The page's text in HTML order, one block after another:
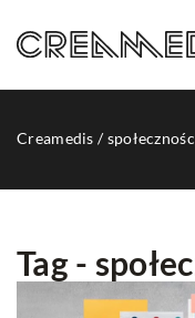
Creamedis /
Tag -